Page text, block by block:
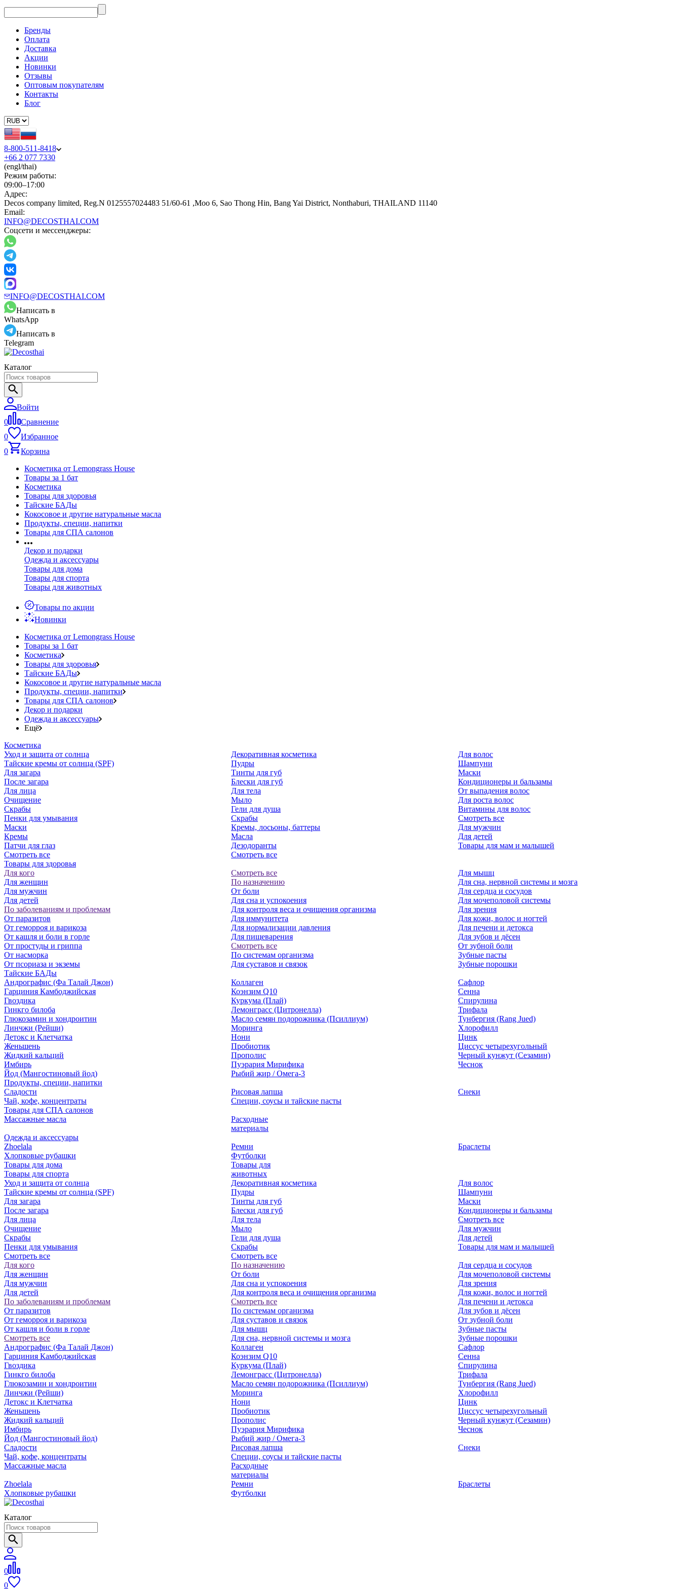
Бренды
Оплата
Доставка
Акции
Новинки
Отзывы
Оптовым покупателям
Контакты
Блог
8-800-511-8418
+66 2 077 7330
(engl/thai)
Режим работы:
09:00–17:00
Адрес:
Decos company limited, Reg.N 0125557024483 51/60-61 ,Moo 6, Sao Thong Hin, Bang Yai District, Nonthaburi, THAILAND 11140
Email:
INFO@DECOSTHAI.COM
Соцсети и мессенджеры:
INFO@DECOSTHAI.COM
Написать в
WhatsApp
Написать в
Telegram
Каталог
Войти
0
Сравнение
0
Избранное
0
Корзина
Косметика от Lemongrass House
Товары за 1 бат
Косметика
Товары для здоровья
Тайские БАДы
Кокосовое и другие натуральные масла
Продукты, специи, напитки
Товары для СПА салонов
Декор и подарки
Одежда и аксессуары
Товары для дома
Товары для спорта
Товары для животных
Товары по акции
Новинки
Косметика от Lemongrass House
Товары за 1 бат
Косметика
Товары для здоровья
Тайские БАДы
Кокосовое и другие натуральные масла
Продукты, специи, напитки
Товары для СПА салонов
Декор и подарки
Одежда и аксессуары
Ещё
Косметика
Уход и защита от солнца
Тайские кремы от солнца (SPF)
Для загара
После загара
Для лица
Очищение
Скрабы
Пенки для умывания
Маски
Кремы
Патчи для глаз
Смотреть все
Декоративная косметика
Пудры
Тинты для губ
Блески для губ
Для тела
Мыло
Гели для душа
Скрабы
Кремы, лосьоны, баттеры
Масла
Дезодоранты
Смотреть все
Для волос
Шампуни
Маски
Кондиционеры и бальзамы
От выпадения волос
Для роста волос
Витамины для волос
Смотреть все
Для мужчин
Для детей
Товары для мам и малышей
Товары для здоровья
Для кого
Для женщин
Для мужчин
Для детей
По заболеваниям и проблемам
От паразитов
Oт геморроя и варикоза
От кашля и боли в горле
От простуды и гриппа
От насморка
Oт псориаза и экземы
Смотреть все
По назначению
От боли
Для сна и успокоения
Для контроля веса и очищения организма
Для иммунитета
Для нормализации давления
Для пищеварения
Смотреть все
По системам организма
Для суставов и связок
Для мышц
Для сна, нервной системы и мозга
Для сердца и сосудов
Для мочеполовой системы
Для зрения
Для кожи, волос и ногтей
Для печени и детокса
Для зубов и дёсен
От зубной боли
Зубные пасты
Зубные порошки
Тайские БАДы
Андрографис (Фа Талай Джон)
Гарциния Камбоджийская
Гвоздика
Гинкго билоба
Глюкозамин и хондроитин
Линчжи (Рейши)
Детокс и Клетчатка
Женьшень
Жидкий кальций
Имбирь
Йод (Мангостиновый йод)
Коллаген
Коэнзим Q10
Куркума (Плай)
Лемонграсс (Цитронелла)
Масло семян подорожника (Псиллиум)
Моринга
Нони
Пробиотик
Прополис
Пуэрария Мирифика
Рыбий жир / Омега-3
Сафлор
Сенна
Спирулина
Трифала
Тунбергия (Rang Jued)
Хлорофилл
Цинк
Циссус четырехугольный
Черный кунжут (Сезамин)
Чеснок
Продукты, специи, напитки
Сладости
Чай, кофе, концентраты
Рисовая лапша
Специи, соусы и тайские пасты
Снеки
Товары для СПА салонов
Массажные масла
Расходные
материалы
Одежда и аксессуары
Zhoelala
Хлопковые рубашки
Ремни
Футболки
Браслеты
Товары для дома
Товары для спорта
Товары для
животных
Уход и защита от солнца
Тайские кремы от солнца (SPF)
Для загара
После загара
Для лица
Очищение
Скрабы
Пенки для умывания
Смотреть все
Декоративная косметика
Пудры
Тинты для губ
Блески для губ
Для тела
Мыло
Гели для душа
Скрабы
Смотреть все
Для волос
Шампуни
Маски
Кондиционеры и бальзамы
Смотреть все
Для мужчин
Для детей
Товары для мам и малышей
Для кого
Для женщин
Для мужчин
Для детей
По заболеваниям и проблемам
От паразитов
Oт геморроя и варикоза
От кашля и боли в горле
Смотреть все
По назначению
От боли
Для сна и успокоения
Для контроля веса и очищения организма
Смотреть все
По системам организма
Для суставов и связок
Для мышц
Для сна, нервной системы и мозга
Для сердца и сосудов
Для мочеполовой системы
Для зрения
Для кожи, волос и ногтей
Для печени и детокса
Для зубов и дёсен
От зубной боли
Зубные пасты
Зубные порошки
Андрографис (Фа Талай Джон)
Гарциния Камбоджийская
Гвоздика
Гинкго билоба
Глюкозамин и хондроитин
Линчжи (Рейши)
Детокс и Клетчатка
Женьшень
Жидкий кальций
Имбирь
Йод (Мангостиновый йод)
Коллаген
Коэнзим Q10
Куркума (Плай)
Лемонграсс (Цитронелла)
Масло семян подорожника (Псиллиум)
Моринга
Нони
Пробиотик
Прополис
Пуэрария Мирифика
Рыбий жир / Омега-3
Сафлор
Сенна
Спирулина
Трифала
Тунбергия (Rang Jued)
Хлорофилл
Цинк
Циссус четырехугольный
Черный кунжут (Сезамин)
Чеснок
Сладости
Чай, кофе, концентраты
Рисовая лапша
Специи, соусы и тайские пасты
Снеки
Массажные масла
Расходные
материалы
Zhoelala
Хлопковые рубашки
Ремни
Футболки
Браслеты
Каталог
0
0